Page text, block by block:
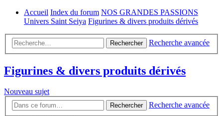
Accueil Index du forum NOS GRANDES PASSIONS
Univers Saint Seiya Figurines & divers produits dérivés
Rechercher Recherche avancée
Figurines & divers produits dérivés
Nouveau sujet
Rechercher
Recherche avancée